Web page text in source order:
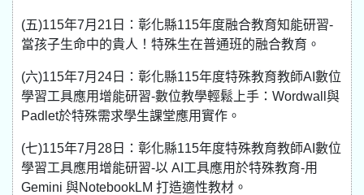
(五)115年7月21日：彰化縣115年度融合教育知能研習-
當孩子生命中的貴人！特殊生在普通班的融合教育。
(六)115年7月24日：彰化縣115年度特殊教育教師AI數位
學習工具應用增能研習-數位教學輕鬆上手：Wordwall與
Padlet於特殊需求學生課堂應用實作。
(七)115年7月28日：彰化縣115年度特殊教育教師AI數位
學習工具應用增能研習-以 AI工具應用於特殊教育-用
Gemini 與NotebookLM 打造適性教材。